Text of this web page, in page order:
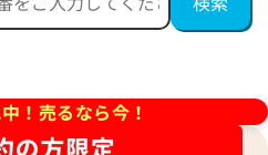
参考買取価格
価格はお問い合わせください
！売るなら今！